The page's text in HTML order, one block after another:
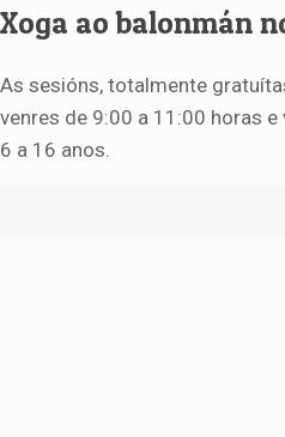
Xoga ao balonmán
As sesións, totalmente
venres de 9:00 a 11:00 horas
6 a 16 anos.